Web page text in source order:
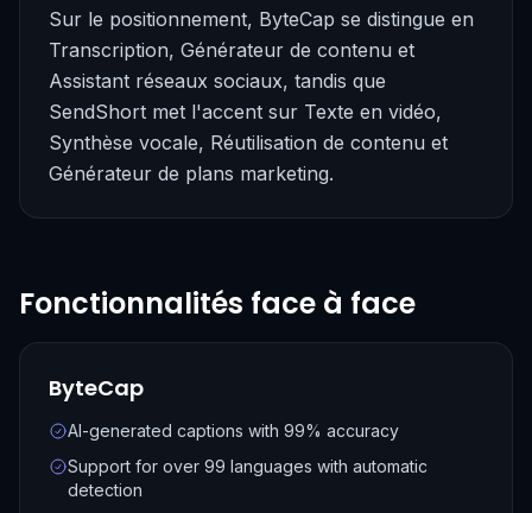
Sur le positionnement, ByteCap se distingue en
Transcription, Générateur de contenu et
Assistant réseaux sociaux, tandis que
SendShort met l'accent sur Texte en vidéo,
Synthèse vocale, Réutilisation de contenu et
Générateur de plans marketing.
Fonctionnalités face à face
ByteCap
AI-generated captions with 99% accuracy
Support for over 99 languages with automatic
detection